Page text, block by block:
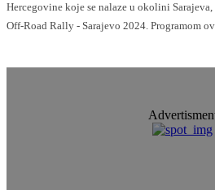
Hercegovine koje se nalaze u okolini
Off-Road Rally -